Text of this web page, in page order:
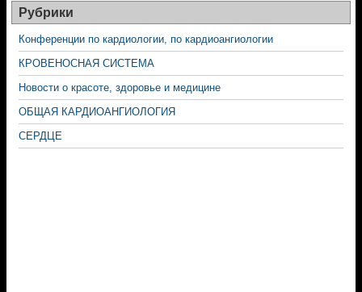
Рубрики
Конференции по кардиологии, по кардиоангиологии
КРОВЕНОСНАЯ СИСТЕМА
Новости о красоте, здоровье и медицине
ОБЩАЯ КАРДИОАНГИОЛОГИЯ
СЕРДЦЕ